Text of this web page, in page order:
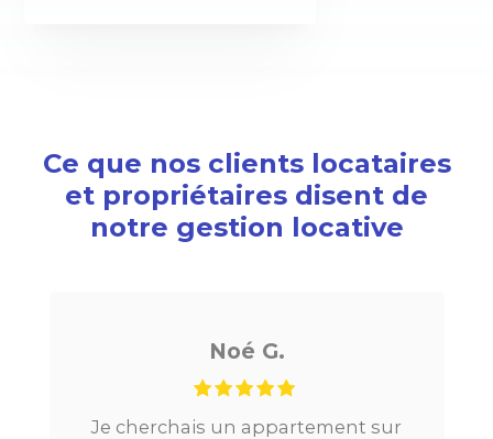
Ce que nos clients locataires
et propriétaires disent de
notre gestion locative
Noé G.
Je cherchais un appartement sur